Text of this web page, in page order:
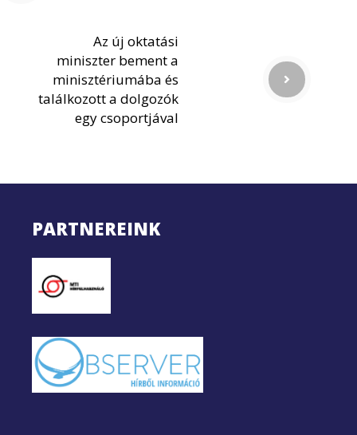
Az új oktatási
miniszter bement a
minisztériumába és
találkozott a dolgozók
egy csoportjával
PARTNEREINK